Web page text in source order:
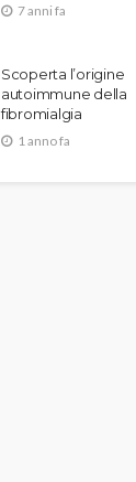
7 anni fa
Scoperta l’origine
autoimmune della
fibromialgia
1 anno fa